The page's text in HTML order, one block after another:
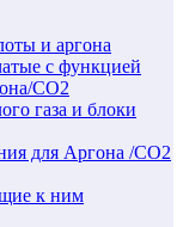
и аргона
c функцией
СО2
газа и блоки
для Аргона /СО2
к ним